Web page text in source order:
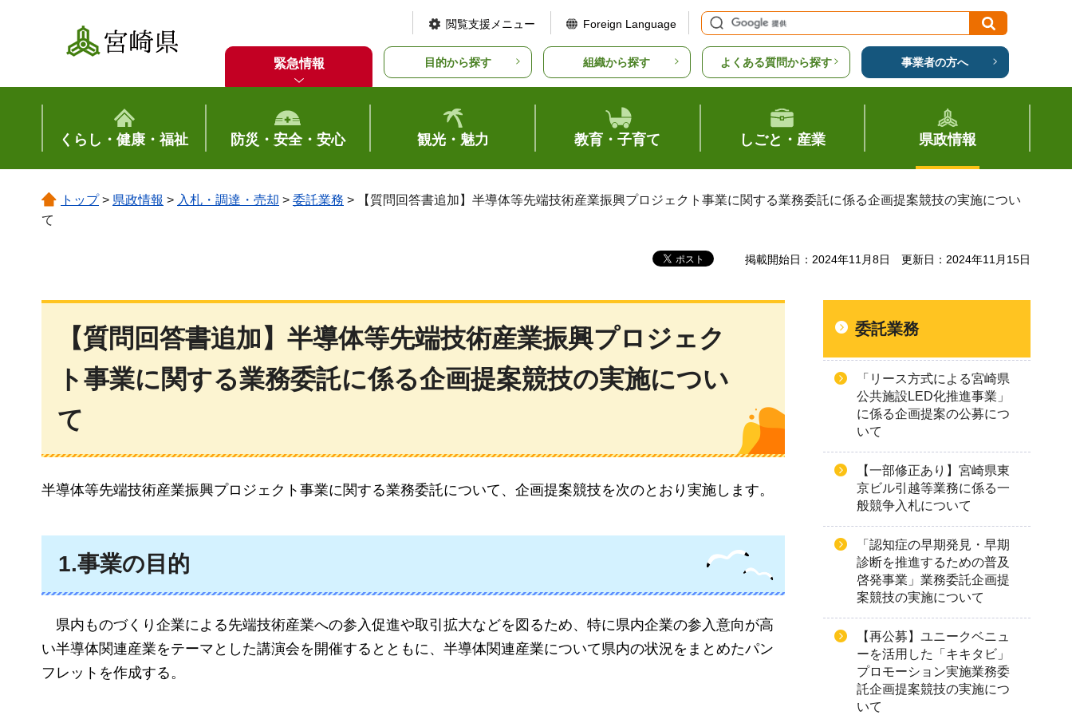
宮崎県
閲覧支援メニュー Foreign Language
緊急情報 目的から探す 組織から探す よくある質問から探す 事業者の方へ
くらし・健康・福祉 防災・安全・安心 観光・魅力 教育・子育て しごと・産業 県政情報
トップ> 県政情報 > 入札・調達・売却 > 委託業務 > 【質問回答書追加】半導体等先端技術産業振興プロジェクト事業に関する業務委託に係る企画提案競技の実施につい
て
掲載開始日：2024年11月8日 更新日：2024年11月15日
【質問回答書追加】半導体等先端技術産業振興プロジェク
ト事業に関する業務委託に係る企画提案競技の実施につい
て
半導体等先端技術産業振興プロジェクト事業に関する業務委託について、企画提案競技を次のとおり実施します。
1.事業の目的
県内ものづくり企業による先端技術産業への参入促進や取引拡大などを図るため、特に県内企業の参入意向が高
い半導体関連産業をテーマとした講演会を開催するとともに、半導体関連産業について県内の状況をまとめたパン
フレットを作成する。
委託業務
「リース方式による宮崎県
公共施設LED化推進事業」
に係る企画提案の公募につ
いて
【一部修正あり】宮崎県東
京ビル引越等業務に係る一
般競争入札について
「認知症の早期発見・早期
診断を推進するための普及
啓発事業」業務委託企画提
案競技の実施について
【再公募】ユニークベニュ
ーを活用した「キキタビ」
プロモーション実施業務委
託企画提案競技の実施につ
いて